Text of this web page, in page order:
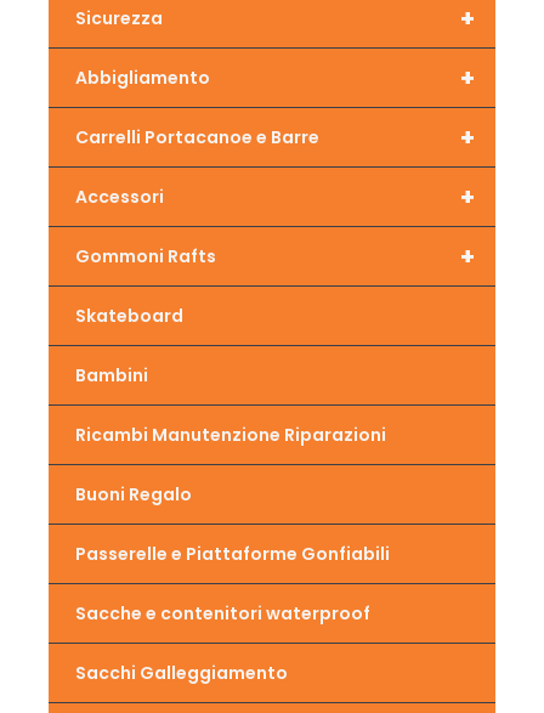
+
Sicurezza
+
Abbigliamento
+
Carrelli Portacanoe e Barre
+
Accessori
+
Gommoni Rafts
Skateboard
Bambini
Ricambi Manutenzione Riparazioni
Buoni Regalo
Passerelle e Piattaforme Gonfiabili
Sacche e contenitori waterproof
Sacchi Galleggiamento